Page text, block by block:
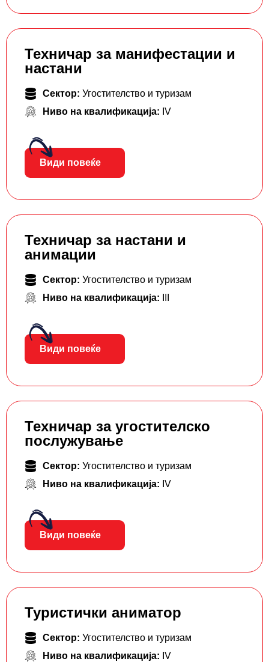
Техничар за манифестации и
настани
Сектор: Угостителство и туризам
Ниво на квалификација: IV
Види повеќе
Техничар за настани и
анимации
Сектор: Угостителство и туризам
Ниво на квалификација:
Види повеќе
Техничар за угостителско
послужување
Сектор: Угостителство и туризам
Ниво на квалификација: IV
Види повеќе
Туристички аниматор
Сектор: Угостителство и туризам
Ниво на квалификација: IV